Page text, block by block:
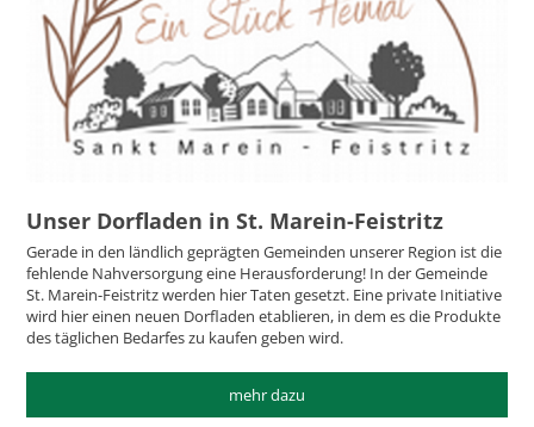
Unser Dorfladen in St. Marein-Feistritz
Gerade in den ländlich geprägten Gemeinden unserer Region ist die
fehlende Nahversorgung eine Herausforderung! In der Gemeinde
St. Marein-Feistritz werden hier Taten gesetzt. Eine private Initiative
wird hier einen neuen Dorfladen etablieren, in dem es die Produkte
des täglichen Bedarfes zu kaufen geben wird.
mehr dazu